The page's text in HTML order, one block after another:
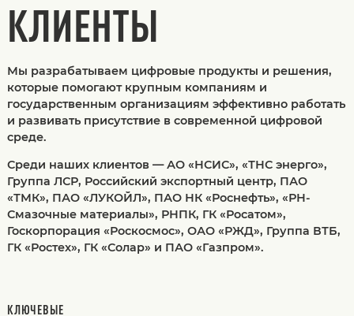
КЛИЕНТЫ
Мы разрабатываем цифровые продукты и решения,
которые помогают крупным компаниям и
государственным организациям эффективно работать
и развивать присутствие в современной цифровой
среде.
Среди наших клиентов — АО «НСИС», «ТНС энерго»,
Группа ЛСР, Российский экспортный центр, ПАО
«ТМК», ПАО «ЛУКОЙЛ», ПАО НК «Роснефть», «РН-
Смазочные материалы», РНПК, ГК «Росатом»,
Госкорпорация «Роскосмос», ОАО «РЖД», Группа ВТБ,
ГК «Ростех», ГК «Солар» и ПАО «Газпром».
КЛЮЧЕВЫЕ